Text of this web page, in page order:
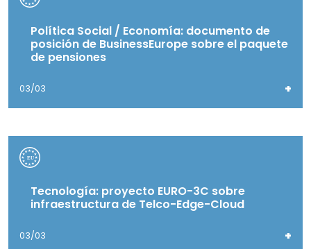
Política Social / Economía: documento de
posición de BusinessEurope sobre el paquete
de pensiones
03/03 +
Tecnología: proyecto EURO-3C sobre
infraestructura de Telco-Edge-Cloud
03/03 +